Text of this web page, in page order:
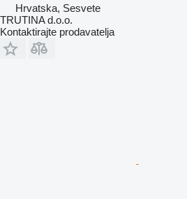
Hrvatska, Sesvete
TRUTINA d.o.o.
Kontaktirajte prodavatelja